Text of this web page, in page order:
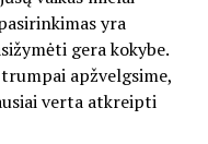
yra
gera kokybe.
apžvelgsime,
verta atkreipti